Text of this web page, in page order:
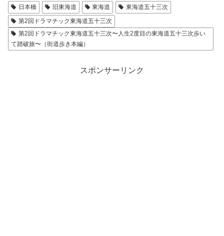
日本橋 旧東海道 東海道
東海道五十三次
第2回ドラマチック東海道五十三次
第2回ドラマチック東海道五十三次〜人生2度目の東海道五十三次歩い
て踏破旅〜（街道歩き本編）
スポンサーリンク